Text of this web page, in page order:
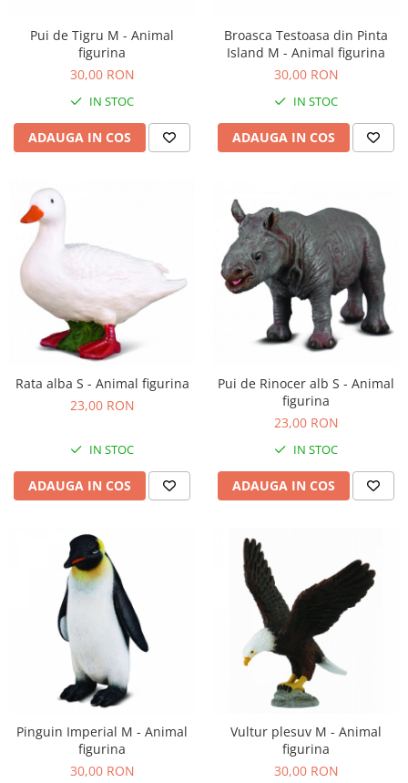
Pui de Tigru M - Animal
figurina
30,00 RON
IN STOC
ADAUGA IN COS
Broasca Testoasa din Pinta
Island M - Animal figurina
30,00 RON
IN STOC
ADAUGA IN COS
Rata alba S - Animal figurina
23,00 RON
IN STOC
ADAUGA IN COS
Pui de Rinocer alb S - Animal
figurina
23,00 RON
IN STOC
ADAUGA IN COS
Pinguin Imperial M - Animal
figurina
30,00 RON
Vultur plesuv M - Animal
figurina
30,00 RON